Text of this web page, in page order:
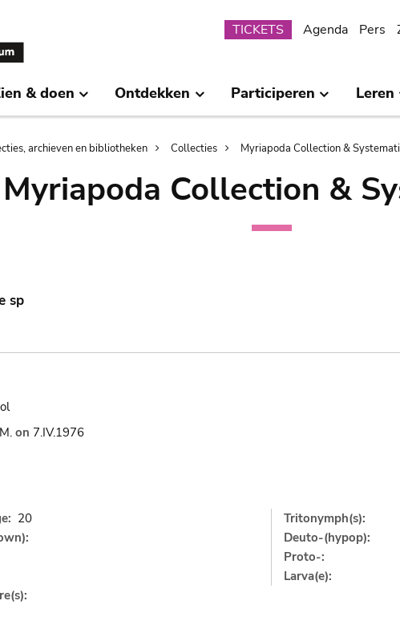
Submenu
TICKETS Agenda Pers
& doen Ontdekken Participeren Leren
archieven en bibliotheken Collecties Myriapoda Collection &
Myriapoda Collection &
sp
on 7.IV.1976
20
Tritonymph(s):
Deuto-(hypop):
Proto-:
Larva(e):